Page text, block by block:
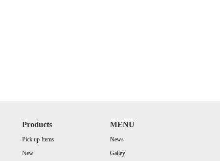
Products
Pick up Items
New
MENU
News
Galley